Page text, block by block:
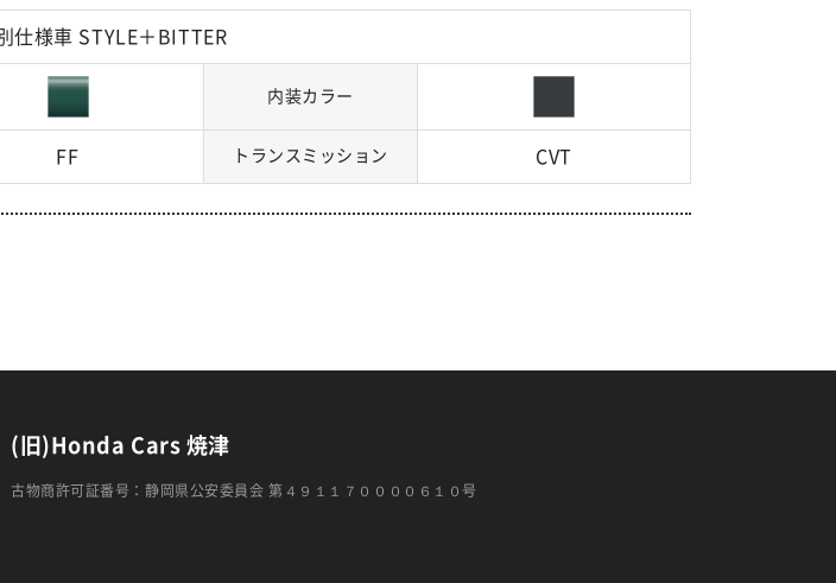
仕様車 STYLE＋BITTER
内装カラー
FF トランスミッション CVT
(旧)Honda Cars 焼津
古物商許可証番号：静岡県公安委員会 第４９１１７００００６１０号